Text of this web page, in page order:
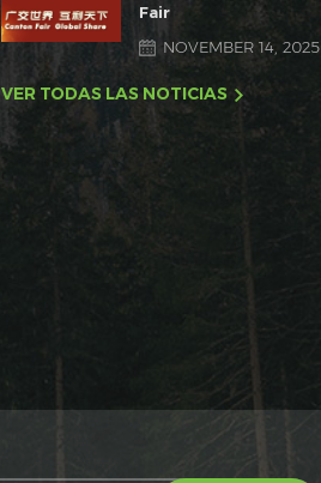
Fair
NOVEMBER 14, 2025
VER TODAS LAS NOTICIAS